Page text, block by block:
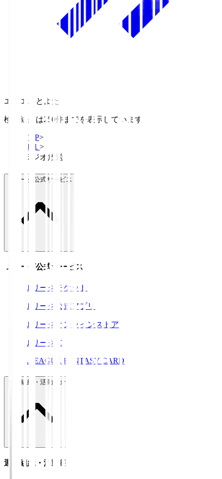
エフエムとよた
検索結果は250件までを表示しています
TOP>
Ｊ１ >
ラジオ放送
Ｊリーグ公式サービス
Ｊリーグ公式サービス
Ｊリーグチケット
Ｊリーグ公式アプリ
Ｊリーグオンラインストア
ＪリーグID
J.LEAGUE FANTASY CARD
運営組織・活動紹介
運営組織・活動紹介